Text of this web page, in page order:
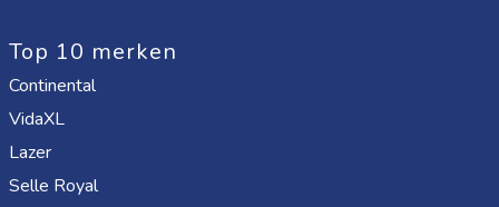
Top 10 merken
Continental
VidaXL
Lazer
Selle Royal